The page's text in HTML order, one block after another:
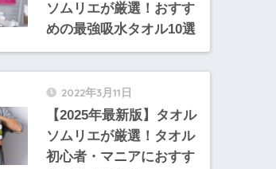
ソムリエが厳選！おすす
めの最強吸水タオル10選
2022年3月11日
【2025年最新版】タオル
ソムリエが厳選！タオル
初心者・マニアにおすす